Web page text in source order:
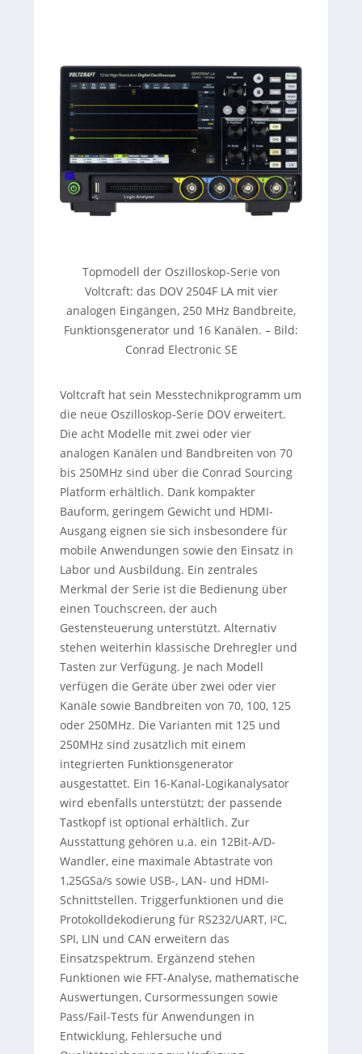
Topmodell der Oszilloskop-Serie von
Voltcraft: das DOV 2504F LA mit vier
analogen Eingängen, 250 MHz Bandbreite,
Funktionsgenerator und 16 Kanälen. – Bild:
Conrad Electronic SE
Voltcraft hat sein Messtechnikprogramm um
die neue Oszilloskop-Serie DOV erweitert.
Die acht Modelle mit zwei oder vier
analogen Kanälen und Bandbreiten von 70
bis 250MHz sind über die Conrad Sourcing
Platform erhältlich. Dank kompakter
Bauform, geringem Gewicht und HDMI-
Ausgang eignen sie sich insbesondere für
mobile Anwendungen sowie den Einsatz in
Labor und Ausbildung. Ein zentrales
Merkmal der Serie ist die Bedienung über
einen Touchscreen, der auch
Gestensteuerung unterstützt. Alternativ
stehen weiterhin klassische Drehregler und
Tasten zur Verfügung. Je nach Modell
verfügen die Geräte über zwei oder vier
Kanäle sowie Bandbreiten von 70, 100, 125
oder 250MHz. Die Varianten mit 125 und
250MHz sind zusätzlich mit einem
integrierten Funktionsgenerator
ausgestattet. Ein 16-Kanal-Logikanalysator
wird ebenfalls unterstützt; der passende
Tastkopf ist optional erhältlich. Zur
Ausstattung gehören u.a. ein 12Bit-A/D-
Wandler, eine maximale Abtastrate von
1,25GSa/s sowie USB-, LAN- und HDMI-
Schnittstellen. Triggerfunktionen und die
Protokolldekodierung für RS232/UART, I²C,
SPI, LIN und CAN erweitern das
Einsatzspektrum. Ergänzend stehen
Funktionen wie FFT-Analyse, mathematische
Auswertungen, Cursormessungen sowie
Pass/Fail-Tests für Anwendungen in
Entwicklung, Fehlersuche und